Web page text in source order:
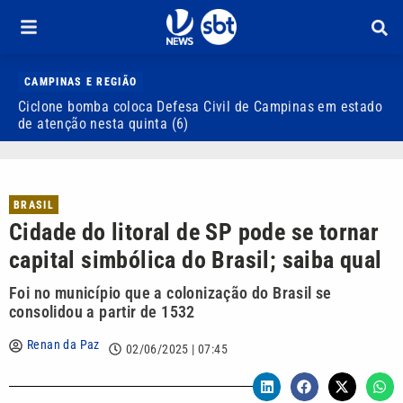
CAMPINAS E REGIÃO
Ciclone bomba coloca Defesa Civil de Campinas em estado
de atenção nesta quinta (6)
BRASIL
Cidade do litoral de SP pode se tornar
capital simbólica do Brasil; saiba qual
Foi no município que a colonização do Brasil se
consolidou a partir de 1532
Renan da Paz 02/06/2025 | 07:45